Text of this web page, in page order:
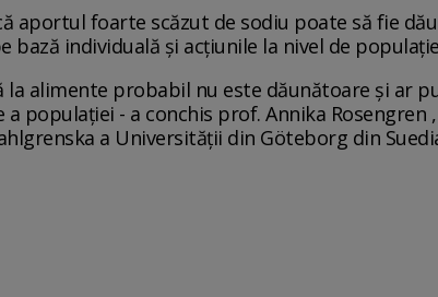
aportul foarte scăzut de sodiu poate să fie
bază individuală și acțiunile la nivel de
la alimente probabil nu este dăunătoare și ar
populației - a conchis prof. Annika
a Universității din Göteborg din